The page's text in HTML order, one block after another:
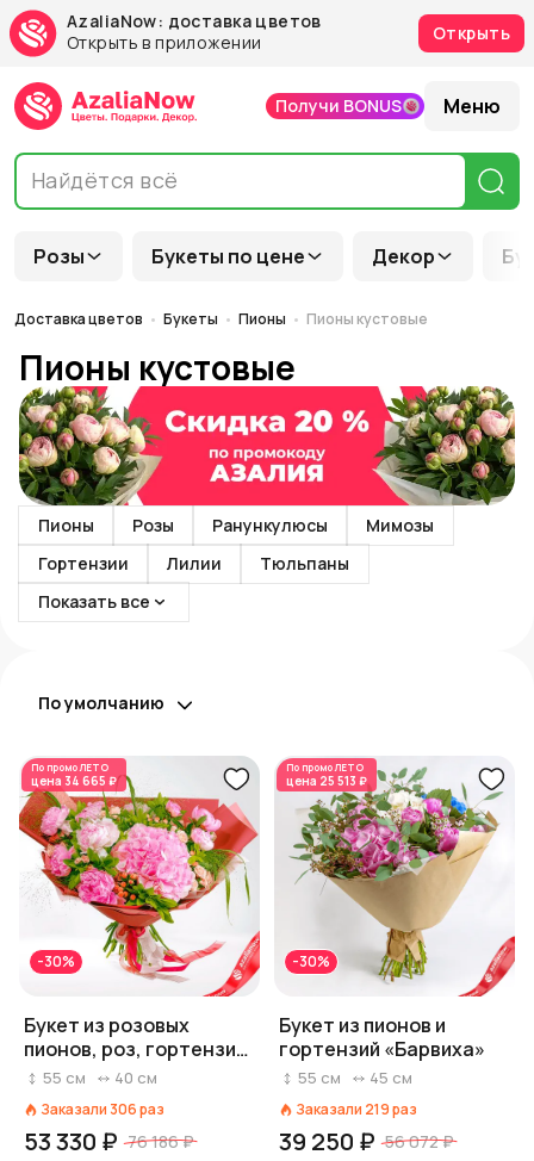
AzaliaNow: доставка цветов
Открыть в приложении
Открыть
Розы Букеты по цене Декор
Получи BONUS Меню
Доставка цветов Букеты Пионы Пионы кустовые
Пионы кустовые
Пионы Розы Ранункулюсы
Мимозы
Гортензии
Лилии
Тюльпаны
Показать все
По умолчанию
По промоЛЕТО
цена 34 665 ₽
-30%
Букет из розовых
пионов, роз, гортензии
«Желаю счастья»
55 см 40 см
Заказали 306раз
53 330 ₽ 76 186 ₽
По промоЛЕТО
цена 25 513 ₽
-30%
Букет из пионов и
гортензий «Барвиха»
55 см 45 см
Заказали 219раз
39 250 ₽ 56 072 ₽